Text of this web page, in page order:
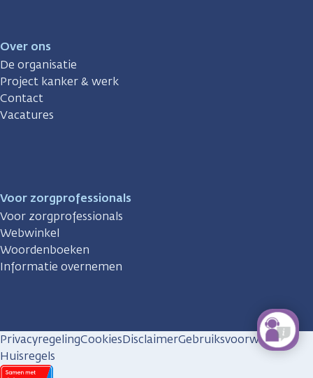
Over ons
De organisatie
Project kanker & werk
Contact
Vacatures
Voor zorgprofessionals
Voor zorgprofessionals
Webwinkel
Woordenboeken
Informatie overnemen
PrivacyregelingCookiesDisclaimerGebruiksvoorwaarden
Huisregels